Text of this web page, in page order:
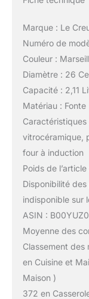
Marque : Le
Numéro de
Couleur :
Diamètre : 26
Capacité : 2,11
Matériau : Fonte
vitrocéramique,
four à induction
Poids de
Disponibilité
indisponible sur
ASIN :
Moyenne des
Classement des
en Cuisine et
Maison )
372 en